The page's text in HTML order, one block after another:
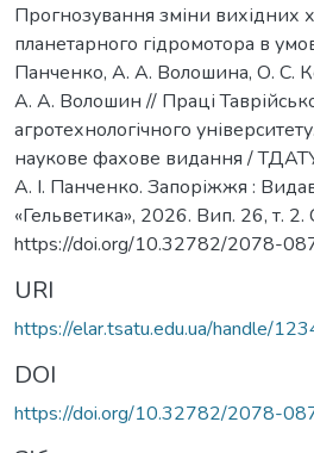
Прогнозування зміни вихідних
планетарного гідромотора в
Панченко, А. А. Волошина, О. С.
А. А. Волошин // Праці
агротехнологічного
наукове фахове видання /
А. І. Панченко. Запоріжжя :
«Гельветика», 2026. Вип. 26, т.
https://doi.org/10.32782/2078-
URI
https://elar.tsatu.edu.ua/handle/
DOI
https://doi.org/10.32782/2078-